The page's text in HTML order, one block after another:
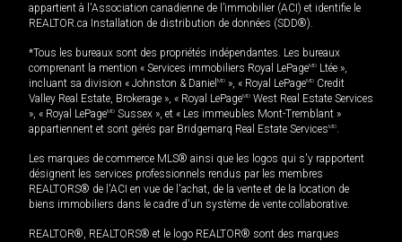
appartient à l'Association canadienne de l’immobilier (ACI) et identifie le
REALTOR.ca Installation de distribution de données (SDD®).
*Tous les bureaux sont des propriétés indépendantes. Les bureaux
comprenant la mention « Services immobiliers Royal LePageMD Ltée »,
incluant sa division « Johnston & Daniel MD », « Royal LePageMD Credit
Valley Real Estate, Brokerage », « Royal LePageMD West Real Estate Services
», « Royal LePageMD Sussex », et « Les immeubles Mont-Tremblant »
appartiennent et sont gérés par Bridgemarq Real Estate ServicesMD.
Les marques de commerce MLS® ainsi que les logos qui s'y rapportent
désignent les services professionnels rendus par les membres
REALTORS® de l'ACI en vue de l'achat, de la vente et de la location de
biens immobiliers dans le cadre d'un système de vente collaborative.
REALTOR®, REALTORS® et le logo REALTOR® sont des marques